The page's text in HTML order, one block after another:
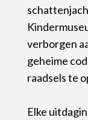
verborgen
geheime
raadsels te
Elke